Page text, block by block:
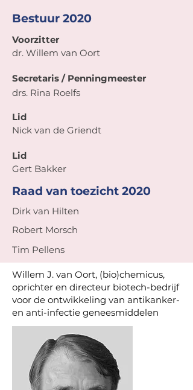
Bestuur 2020
Voorzitter
dr. Willem van Oort
Secretaris / Penningmeester
drs. Rina Roelfs
Lid
Nick van de Griendt
Lid
Gert Bakker
Raad van toezicht 2020
Dirk van Hilten
Robert Morsch
Tim Pellens
Willem J. van Oort, (bio)chemicus,
oprichter en directeur biotech-bedrijf
voor de ontwikkeling van antikanker-
en anti-infectie geneesmiddelen